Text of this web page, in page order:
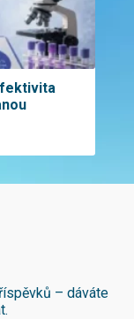
– dáváte